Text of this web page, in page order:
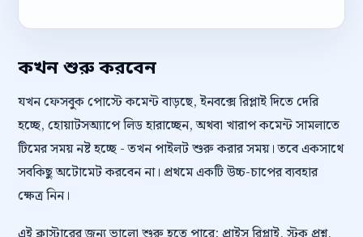
কখন শুরু করবেন
যখন ফেসবুক পোস্টে কমেন্ট বাড়ছে, ইনবক্সে রিপ্লাই দিতে দেরি
হচ্ছে, হোয়াটসঅ্যাপে লিড হারাচ্ছেন, অথবা খারাপ কমেন্ট সামলাতে
টিমের সময় নষ্ট হচ্ছে - তখন পাইলট শুরু করার সময়। তবে একসাথে
সবকিছু অটোমেট করবেন না। প্রথমে একটি উচ্চ-চাপের ব্যবহার
ক্ষেত্র নিন।